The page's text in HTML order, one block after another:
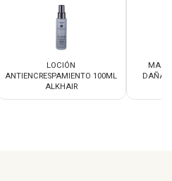
LOCIÓN
ANTIENCRESPAMIENTO 100ML
ALKHAIR